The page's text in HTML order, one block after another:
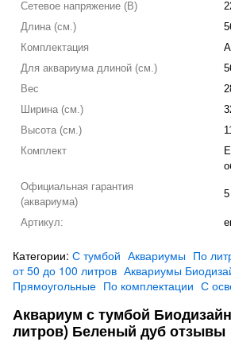
Сетевое напряжение (В)
Длина (см.)
Комплектация
Для аквариума длиной (см.)
Вес
Ширина (см.)
Высота (см.)
Комплект
Официальная гарантия
(аквариума)
Артикул:
Категории: С тумбой Аквариумы По
от 50 до 100 литров Аквариумы
Прямоугольные По комплектации С
Аквариум с тумбой
литров) Беленый дуб отзывы